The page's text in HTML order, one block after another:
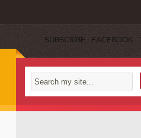
SUBSCRIBE FACEBOOK